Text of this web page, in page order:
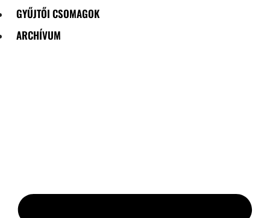
GYŰJTŐI CSOMAGOK
ARCHÍVUM